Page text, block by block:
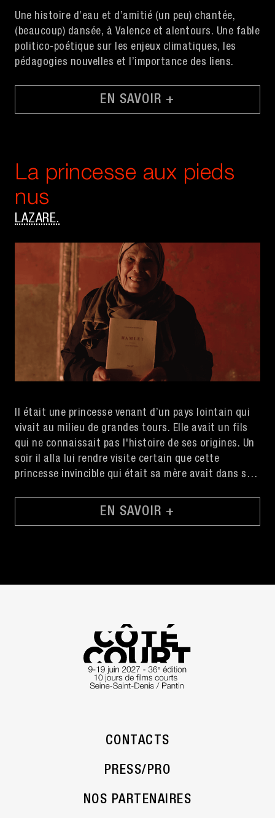
Une histoire d’eau et d’amitié (un peu) chantée,
(beaucoup) dansée, à Valence et alentours. Une fable
politico-poétique sur les enjeux climatiques, les
pédagogies nouvelles et l’importance des liens.
EN SAVOIR +
La princesse aux pieds
nus
LAZARE.
Il était une princesse venant d’un pays lointain qui
vivait au milieu de grandes tours. Elle avait un fils
qui ne connaissait pas l'histoire de ses origines. Un
soir il alla lui rendre visite certain que cette
princesse invincible qui était sa mère avait dans son
EN SAVOIR +
CONTACTS
PRESS/PRO
NOS PARTENAIRES